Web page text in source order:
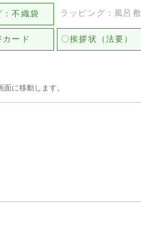
：不織袋 ラッピング：風呂敷
カード 〇挨拶状（法要）
に移動します。